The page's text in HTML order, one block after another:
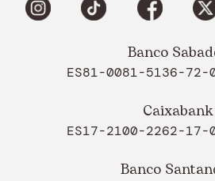
Banco
ES81-0081-5136-72-
Caixabank
ES17-2100-2262-17-
Banco